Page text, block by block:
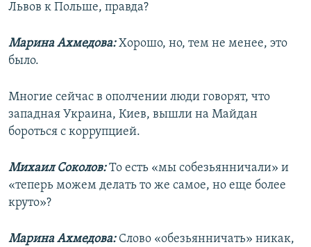
Львов к Польше, правда?
Марина Ахмедова:Хорошо, но, тем не менее, это
было.
Многие сейчас в ополчении люди говорят, что
западная Украина, Киев, вышли на Майдан
бороться с коррупцией.
Михаил Соколов:То есть «мы собезьянничали» и
«теперь можем делать то же самое, но еще более
круто»?
Марина Ахмедова: Слово «обезьянничать» никак,